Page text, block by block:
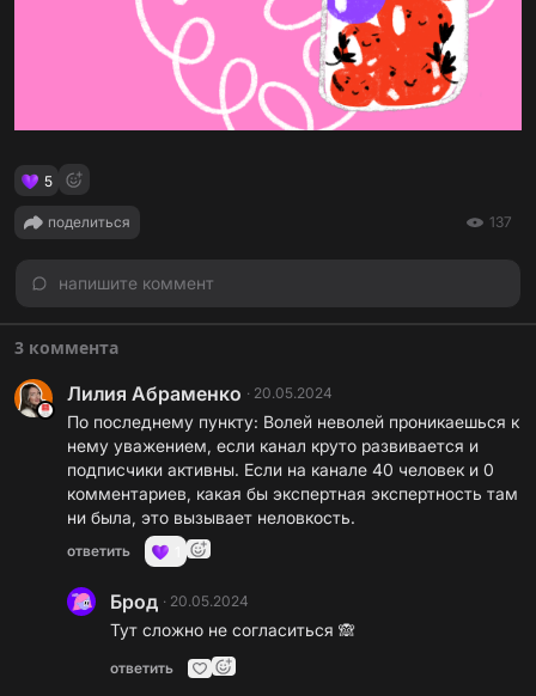
5
поделиться 137
напишите коммент
3 коммента
Лилия Абраменко · 20.05.2024
По последнему пункту: Волей неволей проникаешься к
нему уважением, если канал круто развивается и
подписчики активны. Если на канале 40 человек и 0
комментариев, какая бы экспертная экспертность там
ни была, это вызывает неловкость.
ответить
Брод · 20.05.2024
Тут сложно не согласиться 🙈
ответить